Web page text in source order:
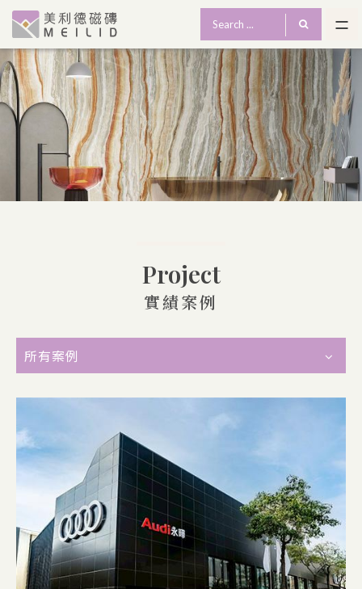
Project
實績案例
所有案例